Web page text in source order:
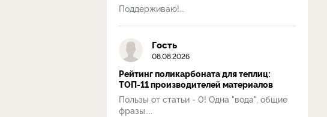
Поддерживаю!...
Гость
08.08.2026
Рейтинг поликарбоната для теплиц:
ТОП-11 производителей материалов
Пользы от статьи - 0! Одна "вода", общие
фразы....